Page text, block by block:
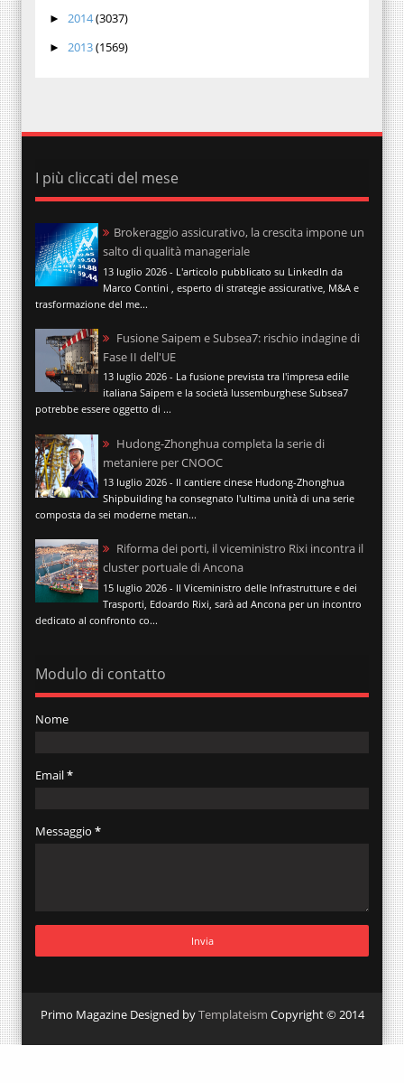
► 2014(3037)
► 2013(1569)
I più cliccati del mese
Brokeraggio assicurativo, la crescita impone un
salto di qualità manageriale
13 luglio 2026 - L'articolo pubblicato su LinkedIn da
Marco Contini , esperto di strategie assicurative, M&A e
trasformazione del me...
Fusione Saipem e Subsea7: rischio indagine di
Fase II dell'UE
13 luglio 2026 - La fusione prevista tra l'impresa edile
italiana Saipem e la società lussemburghese Subsea7
potrebbe essere oggetto di ...
Hudong-Zhonghua completa la serie di
metaniere per CNOOC
13 luglio 2026 - Il cantiere cinese Hudong-Zhonghua
Shipbuilding ha consegnato l'ultima unità di una serie
composta da sei moderne metan...
Riforma dei porti, il viceministro Rixi incontra il
cluster portuale di Ancona
15 luglio 2026 - Il Viceministro delle Infrastrutture e dei
Trasporti, Edoardo Rixi, sarà ad Ancona per un incontro
dedicato al confronto co...
Modulo di contatto
Nome
Email*
Messaggio *
Primo Magazine Designed byTemplateism Copyright © 2014